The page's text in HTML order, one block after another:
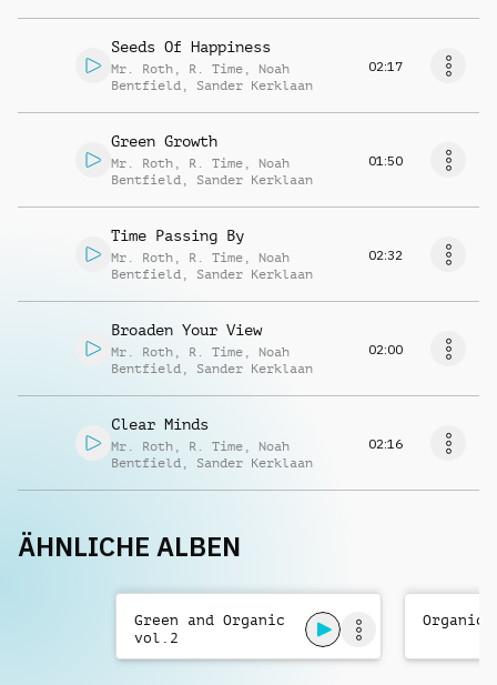
Seeds Of Happiness
Mr. Roth , R. Time , Noah
Bentfield , Sander Kerklaan
02:17
Green Growth
Mr. Roth , R. Time , Noah
Bentfield , Sander Kerklaan
01:50
Time Passing By
Mr. Roth , R. Time , Noah
Bentfield , Sander Kerklaan
02:32
Broaden Your View
Mr. Roth , R. Time , Noah
Bentfield , Sander Kerklaan
02:00
Clear Minds
Mr. Roth , R. Time , Noah
Bentfield , Sander Kerklaan
02:16
ÄHNLICHE ALBEN
Green and Organic
vol.2
Organic